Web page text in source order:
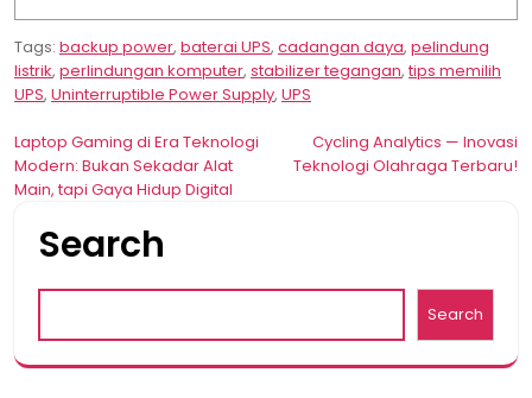
Tags: backup power, baterai UPS, cadangan daya, pelindung
listrik, perlindungan komputer, stabilizer tegangan,tips memilih
UPS, Uninterruptible Power Supply, UPS
Post
navigation
Laptop Gaming di Era Teknologi
Modern: Bukan Sekadar Alat
Main, tapi Gaya Hidup Digital
Cycling Analytics — Inovasi
Teknologi Olahraga Terbaru!
Search
Search